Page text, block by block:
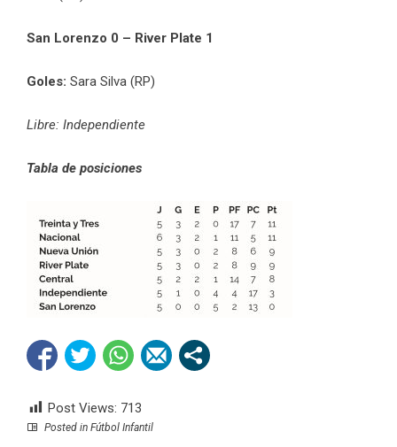
San Lorenzo 0 – River Plate 1
Goles: Sara Silva (RP)
Libre: Independiente
Tabla de posiciones
Post Views: 713
Posted in Fútbol Infantil